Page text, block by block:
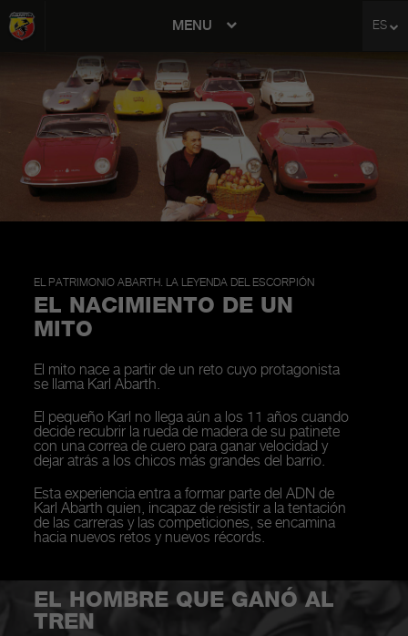
MENU ES
EL PATRIMONIO ABARTH. LA LEYENDA DEL ESCORPIÓN
EL NACIMIENTO DE UN
MITO
El mito nace a partir de un reto cuyo protagonista
se llama Karl Abarth.
El pequeño Karl no llega aún a los 11 años cuando
decide recubrir la rueda de madera de su patinete
con una correa de cuero para ganar velocidad y
dejar atrás a los chicos más grandes del barrio.
Esta experiencia entra a formar parte del ADN de
Karl Abarth quien, incapaz de resistir a la tentación
de las carreras y las competiciones, se encamina
hacia nuevos retos y nuevos récords.
EL HOMBRE QUE GANÓ AL
TREN